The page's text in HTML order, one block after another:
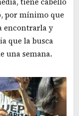
por mínimo que
encontrarla y
que la busca
una semana.